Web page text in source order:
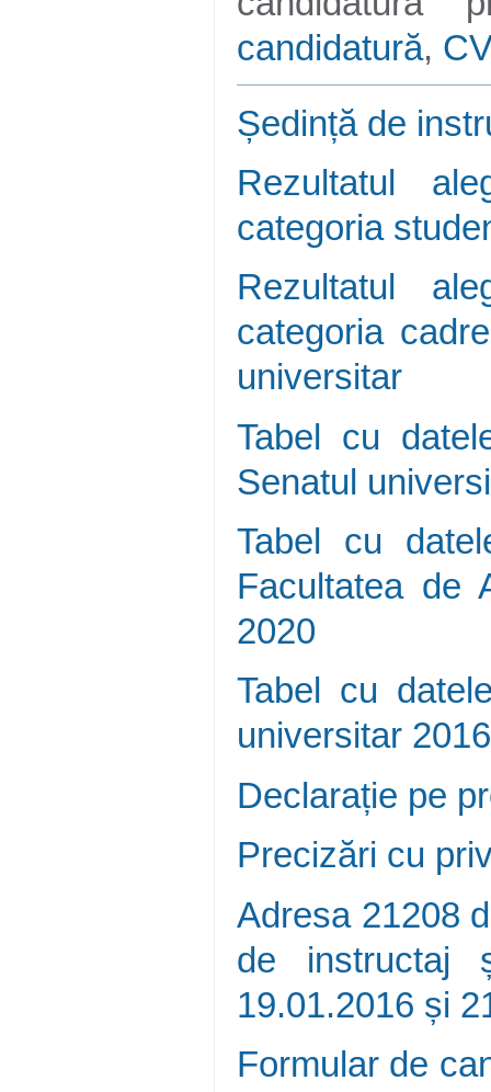
candidatură,
Ședință de
Rezultatul
categoria
Rezultatul
categoria
universitar
Tabel cu
Senatul
Tabel cu
Facultatea de
2020
Tabel cu
universitar
Declarație pe
Precizări cu
Adresa 21208
de instructaj
19.01.2016 și
Formular de